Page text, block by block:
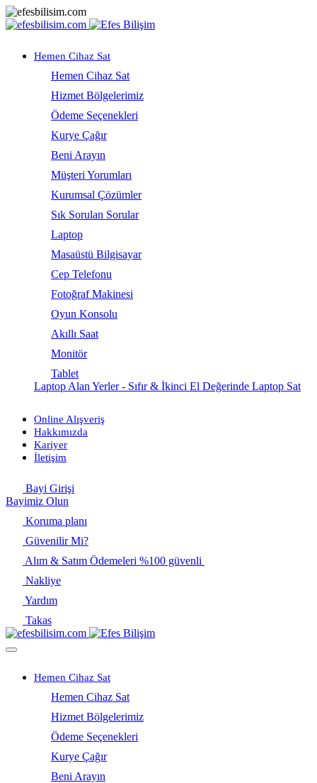
Hemen Cihaz Sat
Hemen Cihaz Sat
Hizmet Bölgelerimiz
Ödeme Seçenekleri
Kurye Çağır
Beni Arayın
Müşteri Yorumları
Kurumsal Çözümler
Sık Sorulan Sorular
Laptop
Masaüstü Bilgisayar
Cep Telefonu
Fotoğraf Makinesi
Oyun Konsolu
Akıllı Saat
Monitör
Tablet
Laptop Alan Yerler - Sıfır & İkinci El Değerinde Laptop Sat
Online Alışveriş
Hakkımızda
Kariyer
İletişim
Bayi Girişi
Bayimiz Olun
Koruma planı
Güvenilir Mi?
Alım & Satım Ödemeleri %100 güvenli
Nakliye
Yardım
Takas
Hemen Cihaz Sat
Hemen Cihaz Sat
Hizmet Bölgelerimiz
Ödeme Seçenekleri
Kurye Çağır
Beni Arayın